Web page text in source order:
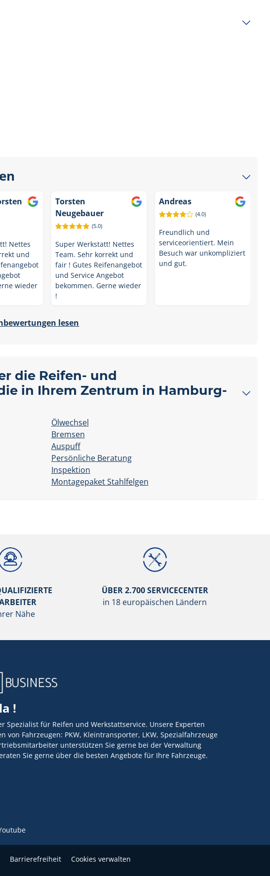
Nettes
und
wieder
Torsten
Neugebauer
(5.0)
Super Werkstatt! Nettes
Team. Sehr korrekt und
fair ! Gutes Reifenangebot
und Service Angebot
bekommen. Gerne wieder
!
Andreas
(4.0)
Freundlich und
serviceorientiert. Mein
Besuch war unkompliziert
und gut.
lesen
die Reifen- und
in Ihrem Zentrum in Hamburg-
Ölwechsel
Bremsen
Auspuff
Persönliche Beratung
Inspektion
Montagepaket Stahlfelgen
Nähe
ÜBER 2.700 SERVICECENTER
in 18 europäischen Ländern
!
Spezialist für Reifen und Werkstattservice. Unsere Experten
von Fahrzeugen: PKW, Kleintransporter, LKW, Spezialfahrzeuge
unterstützen Sie gerne bei der Verwaltung
Sie gerne über die besten Angebote für Ihre Fahrzeuge.
Barrierefreiheit Cookies verwalten